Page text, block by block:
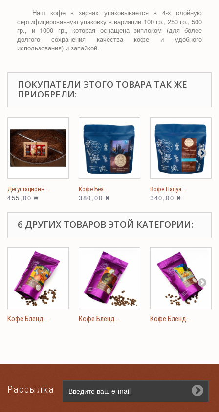
Наш кофе в зернах упаковывается в 4-х слойную
сертифицированную упаковку в вариации 100 гр., 250 гр., 500
гр., и 1000 гр., которая оснащена зиплоком (для более
долгого сохранения качества кофе и удобного
использования) и запайкой.
ПОКУПАТЕЛИ ЭТОГО ТОВАРА ТАК ЖЕ
ПРИОБРЕЛИ:
Дегустационн...
455,00 ₴
Кофе Без...
380,00 ₴
Кофе Папуа...
340,00 ₴
6 ДРУГИХ ТОВАРОВ ЭТОЙ КАТЕГОРИИ:
Кофе Бленд... Кофе Бленд... Кофе Бленд...
Рассылка